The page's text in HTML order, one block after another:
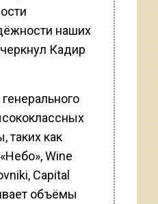
наших
Кадир
таких как
Wine
Capital
объёмы